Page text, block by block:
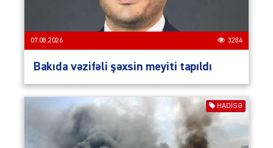
07.08.2026 3284
Bakıda vəzifəli şəxsin meyiti tapıldı
HADISƏ